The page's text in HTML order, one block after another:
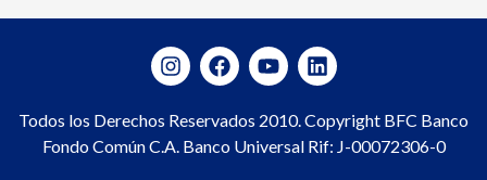
Todos los Derechos Reservados 2010. Copyright BFC Banco
Fondo Común C.A. Banco Universal Rif: J-00072306-0